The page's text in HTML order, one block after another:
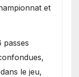
et
passes
le jeu,